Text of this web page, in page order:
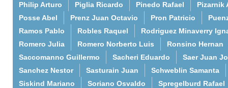
Philip Arturo
Piglia Ricardo Pinedo Rafael
Pizarnik
Posse Abel
Prenz Juan Octavio Pron Patricio
Ramos Pablo
Robles Raquel
Rodriguez Minaverry
Romero Julia
Romero Norberto Luis
Ronsino Hernan
Saccomanno Guillermo
Sacheri Eduardo
Saer Juan
Sanchez Nestor
Sasturain Juan
Schweblin Samanta
Siskind Mariano
Soriano Osvaldo
Spregelburd Rafael